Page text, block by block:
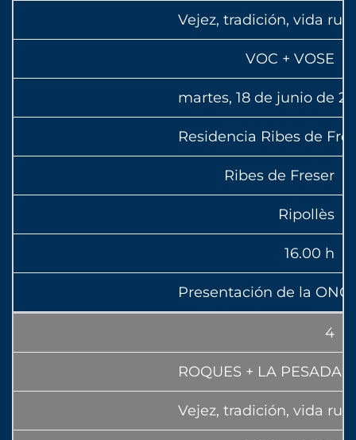
Vejez, tradición, vida
VOC + VOSE
martes, 18 de junio de
Residencia Ribes de
Ribes de Freser
Ripollès
16.00 h
Presentación de la
4
ROQUES + LA PESADA
Vejez, tradición, vida